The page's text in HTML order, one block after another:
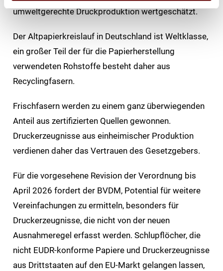
umweltgerechte Druckproduktion wertgeschätzt.
Der Altpapierkreislauf in Deutschland ist Weltklasse,
ein großer Teil der für die Papierherstellung
verwendeten Rohstoffe besteht daher aus
Recyclingfasern.
Frischfasern werden zu einem ganz überwiegenden
Anteil aus zertifizierten Quellen gewonnen.
Druckerzeugnisse aus einheimischer Produktion
verdienen daher das Vertrauen des Gesetzgebers.
Für die vorgesehene Revision der Verordnung bis
April 2026 fordert der BVDM, Potential für weitere
Vereinfachungen zu ermitteln, besonders für
Druckerzeugnisse, die nicht von der neuen
Ausnahmeregel erfasst werden. Schlupflöcher, die
nicht EUDR‑konforme Papiere und Druckerzeugnisse
aus Drittstaaten auf den EU-Markt gelangen lassen,